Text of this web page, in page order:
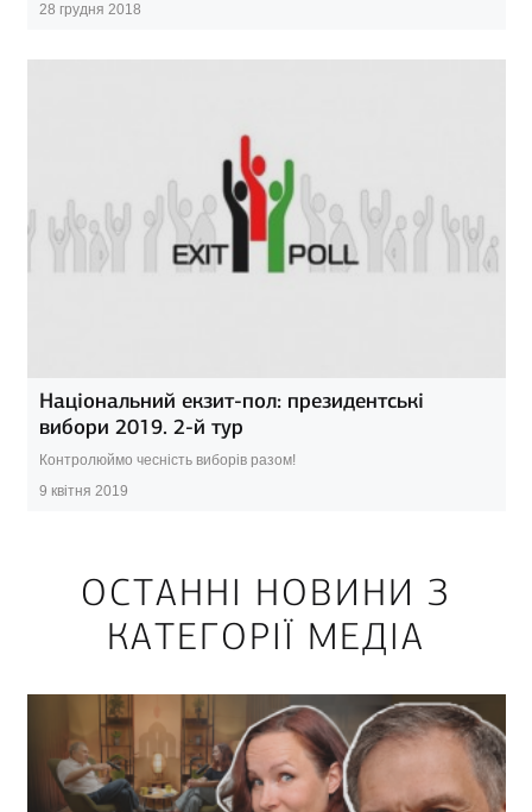
28 грудня 2018
Національний екзит-пол: президентські
вибори 2019. 2-й тур
Контролюймо чесність виборів разом!
9 квітня 2019
ОСТАННІ НОВИНИ З
КАТЕГОРІЇ МЕДІА